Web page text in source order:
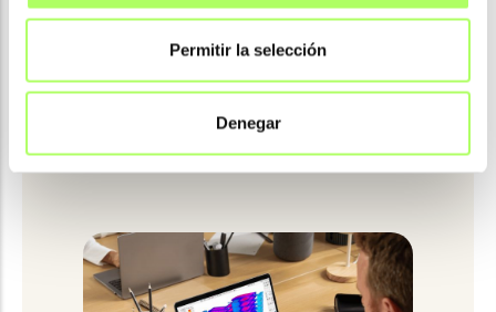
Permitir la selección
Denegar
Herramientas
herramientas y extensiones.